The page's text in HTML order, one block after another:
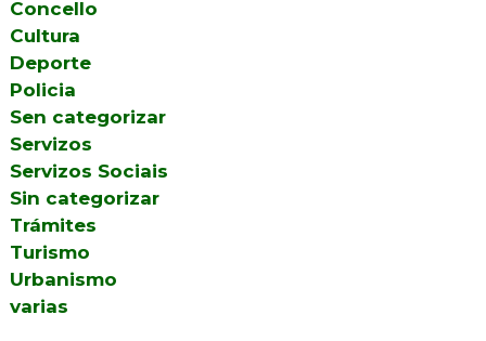
Concello
Cultura
Deporte
Policia
Sen categorizar
Servizos
Servizos Sociais
Sin categorizar
Trámites
Turismo
Urbanismo
varias